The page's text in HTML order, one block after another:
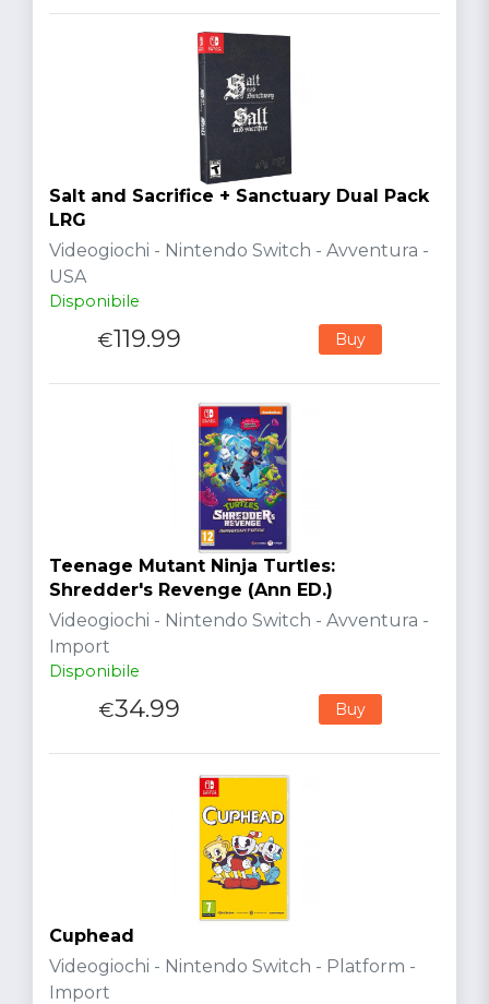
Salt and Sacrifice + Sanctuary Dual Pack
LRG
Videogiochi - Nintendo Switch - Avventura -
USA
Disponibile
€119.99 Buy
Teenage Mutant Ninja Turtles:
Shredder's Revenge (Ann ED.)
Videogiochi - Nintendo Switch - Avventura -
Import
Disponibile
€34.99 Buy
Cuphead
Videogiochi - Nintendo Switch - Platform -
Import